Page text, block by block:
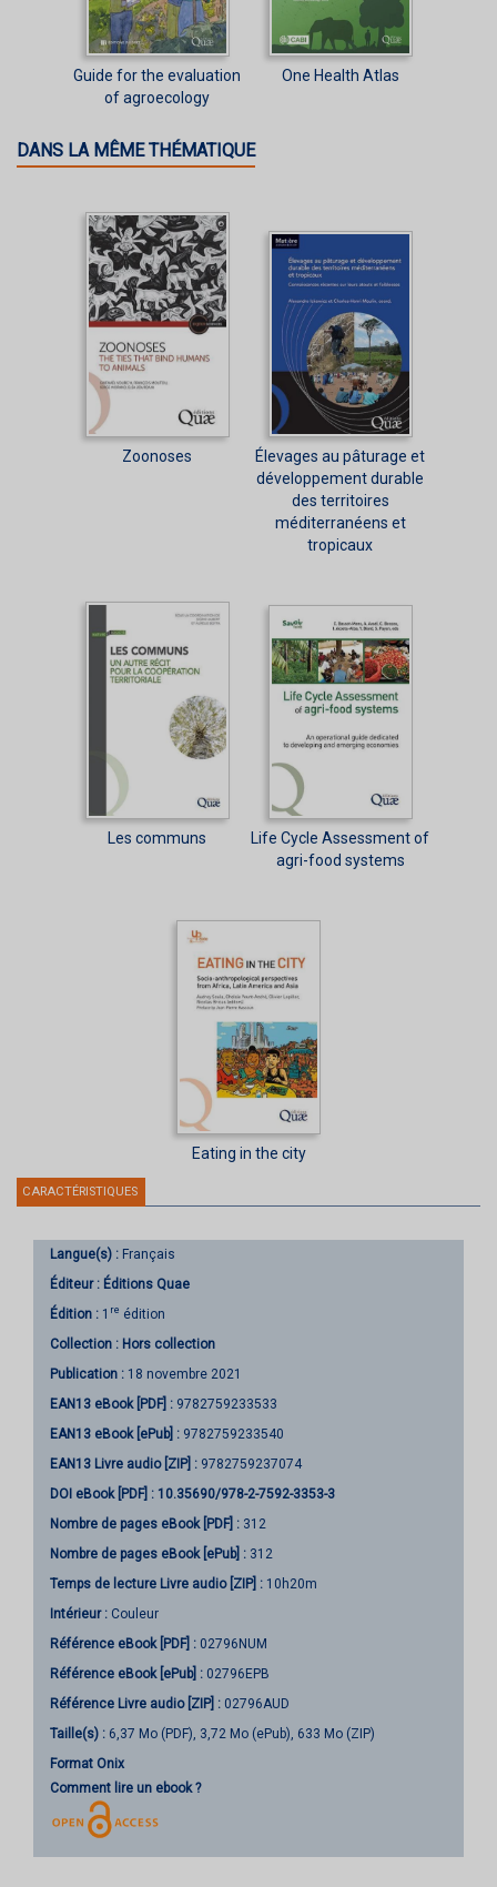
Guide for the evaluation
of agroecology
One Health Atlas
DANS LA MÊME THÉMATIQUE
Zoonoses
Élevages au pâturage et
développement durable
des territoires
méditerranéens et
tropicaux
Les communs
Life Cycle Assessment of
agri-food systems
Eating in the city
CARACTÉRISTIQUES
Langue(s) : Français
Éditeur : Éditions Quae
Édition : 1 re édition
Collection : Hors collection
Publication : 18 novembre 2021
EAN13 eBook [PDF] : 9782759233533
EAN13 eBook [ePub] : 9782759233540
EAN13 Livre audio [ZIP] : 9782759237074
DOI eBook [PDF] : 10.35690/978-2-7592-3353-3
Nombre de pages eBook [PDF] : 312
Nombre de pages eBook [ePub] : 312
Temps de lecture Livre audio [ZIP] : 10h20m
Intérieur : Couleur
Référence eBook [PDF] : 02796NUM
Référence eBook [ePub] : 02796EPB
Référence Livre audio [ZIP] : 02796AUD
Taille(s) : 6,37 Mo (PDF), 3,72 Mo (ePub), 633 Mo (ZIP)
Format Onix
Comment lire un ebook ?